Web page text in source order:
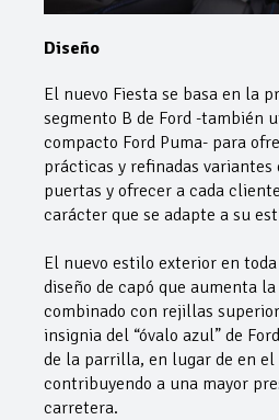
Diseño
El nuevo Fiesta se basa en la
segmento B de Ford -también
compacto Ford Puma- para
prácticas y refinadas variantes
puertas y ofrecer a cada
carácter que se adapte a su
El nuevo estilo exterior en
diseño de capó que aumenta
combinado con rejillas
insignia del “óvalo azul” de
de la parrilla, en lugar de en el
contribuyendo a una mayor
carretera.